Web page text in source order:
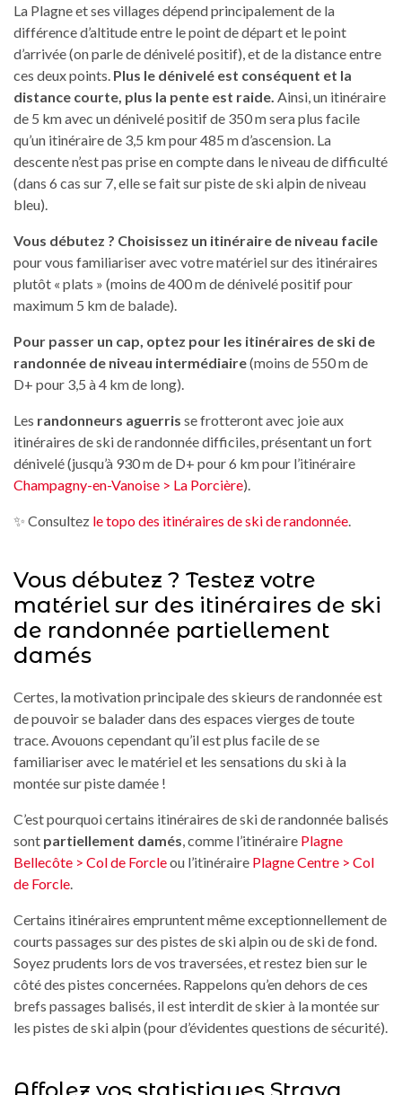
La Plagne et ses villages dépend principalement de la
différence d’altitude entre le point de départ et le point
d’arrivée (on parle de dénivelé positif), et de la distance entre
ces deux points. Plus le dénivelé est conséquent et la
distance courte, plus la pente est raide. Ainsi, un itinéraire
de 5 km avec un dénivelé positif de 350 m sera plus facile
qu’un itinéraire de 3,5 km pour 485 m d’ascension. La
descente n’est pas prise en compte dans le niveau de difficulté
(dans 6 cas sur 7, elle se fait sur piste de ski alpin de niveau
bleu).
Vous débutez ? Choisissez un itinéraire de niveau facile
pour vous familiariser avec votre matériel sur des itinéraires
plutôt « plats » (moins de 400 m de dénivelé positif pour
maximum 5 km de balade).
Pour passer un cap, optez pour les itinéraires de ski de
randonnée de niveau intermédiaire(moins de 550 m de
D+ pour 3,5 à 4 km de long).
Les randonneurs aguerris se frotteront avec joie aux
itinéraires de ski de randonnée difficiles, présentant un fort
dénivelé (jusqu’à 930 m de D+ pour 6 km pour l’itinéraire
Champagny-en-Vanoise > La Porcière).
✨ Consultez le topo des itinéraires de ski de randonnée
Vous débutez ? Testez votre
matériel sur des itinéraires de ski
de randonnée partiellement
damés
Certes, la motivation principale des skieurs de randonnée est
de pouvoir se balader dans des espaces vierges de toute
trace. Avouons cependant qu’il est plus facile de se
familiariser avec le matériel et les sensations du ski à la
montée sur piste damée !
C’est pourquoi certains itinéraires de ski de randonnée balisés
sont partiellement damés , comme l’itinéraire Plagne
Bellecôte > Col de Forcleou l’itinéraire Plagne Centre > Col
de Forcle
Certains itinéraires empruntent même exceptionnellement de
courts passages sur des pistes de ski alpin ou de ski de fond.
Soyez prudents lors de vos traversées, et restez bien sur le
côté des pistes concernées. Rappelons qu’en dehors de ces
brefs passages balisés, il est interdit de skier à la montée sur
les pistes de ski alpin (pour d’évidentes questions de sécurité).